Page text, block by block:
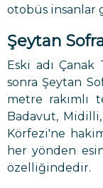
otobüs insanlar
Şeytan
Eski adı
sonra Şeytan
metre rakımlı
Badavut,
Körfezi'ne
her yönden
özelliğindedir.